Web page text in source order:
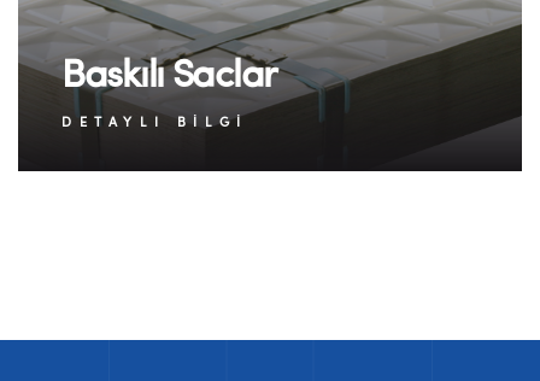
Baskılı Saclar
DETAYLI BILGI